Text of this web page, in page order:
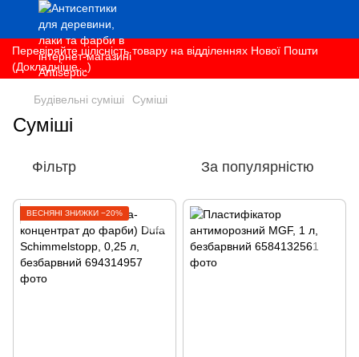
Перевіряйте цілісність товару на відділеннях Нової Пошти
(Докладніше...)
Будівельні суміші Суміші
Суміші
Фільтр За популярністю
ВЕСНЯНІ ЗНИЖКИ −20%